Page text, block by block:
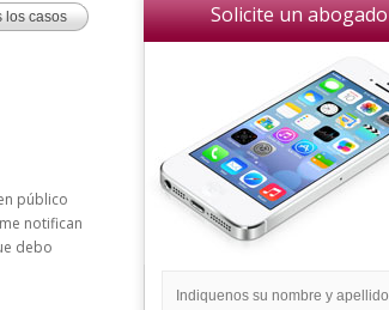
los casos
público
notifican
debo
Solicite un abogado